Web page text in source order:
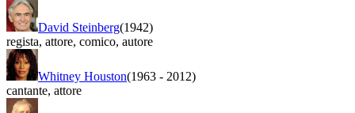
David Steinberg(1942)
regista, attore, comico, autore
Whitney Houston(1963 - 2012)
cantante, attore